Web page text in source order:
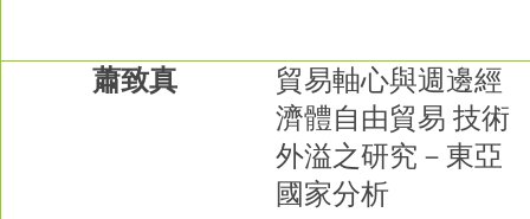
蕭致真
貿易軸心與週邊經
濟體自由貿易 技術
外溢之研究－東亞
國家分析